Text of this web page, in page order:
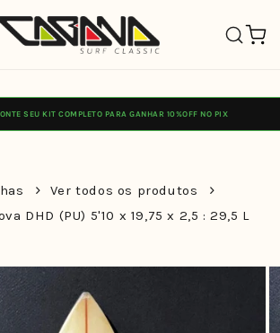
SEU KIT COMPLETO PARA GANHAR 10%OFF NO PIX
Ver todos os produtos
DHD (PU) 5'10 x 19,75 x 2,5 : 29,5 L